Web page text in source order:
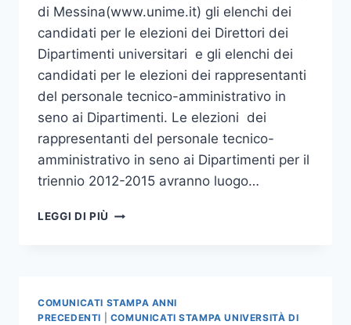
di Messina(www.unime.it) gli elenchi dei
candidati per le elezioni dei Direttori dei
Dipartimenti universitari e gli elenchi dei
candidati per le elezioni dei rappresentanti
del personale tecnico-amministrativo in
seno ai Dipartimenti. Le elezioni dei
rappresentanti del personale tecnico-
amministrativo in seno ai Dipartimenti per il
triennio 2012-2015 avranno luogo…
LEGGI DI PIÙ PUBBLICATI
DIRETTORI
COMUNICATI STAMPA ANNI
PRECEDENTI
COMUNICATI STAMPA UNIVERSITÀ DI